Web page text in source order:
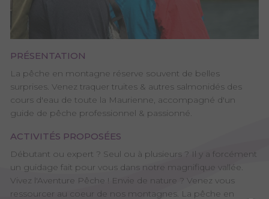
PRÉSENTATION
La pêche en montagne réserve souvent de belles
surprises. Venez traquer truites & autres salmonidés des
cours d'eau de toute la Maurienne, accompagné d'un
guide de pêche professionnel & passionné.
ACTIVITÉS PROPOSÉES
Débutant ou expert ? Seul ou à plusieurs ? Il y a forcément
un guidage fait pour vous dans notre magnifique vallée.
Vivez l'Aventure Pêche ! Envie de nature ? Venez vous
ressourcer au coeur de nos montagnes. La pêche en